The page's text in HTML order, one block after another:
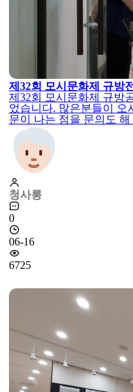
제32회 모시문화제 규방
제32회 모시문화제 규방
었습니다. 많은분들이 오
문이 나는 점을 문의도 해
청사롱
0
06-16
6725